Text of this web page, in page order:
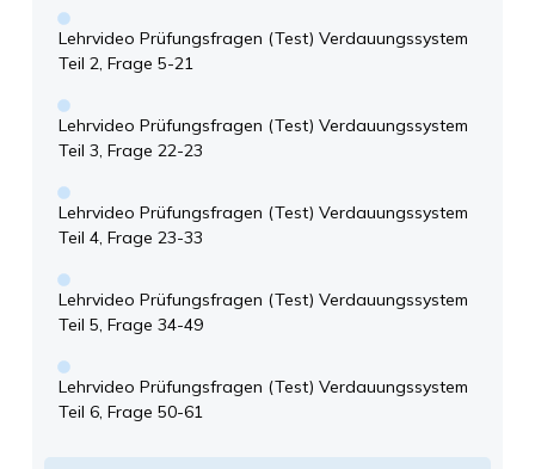
Lehrvideo Prüfungsfragen (Test) Verdauungssystem
Teil 2, Frage 5-21
Lehrvideo Prüfungsfragen (Test) Verdauungssystem
Teil 3, Frage 22-23
Lehrvideo Prüfungsfragen (Test) Verdauungssystem
Teil 4, Frage 23-33
Lehrvideo Prüfungsfragen (Test) Verdauungssystem
Teil 5, Frage 34-49
Lehrvideo Prüfungsfragen (Test) Verdauungssystem
Teil 6, Frage 50-61